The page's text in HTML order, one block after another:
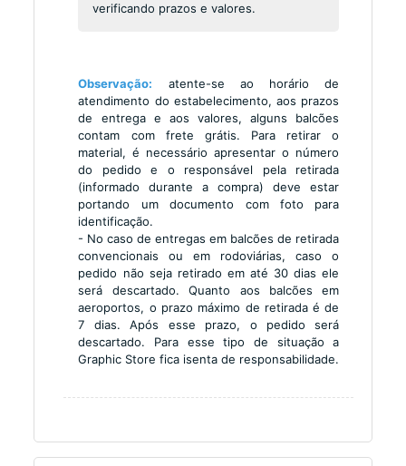
verificando prazos e valores.
Observação: atente-se ao horário de
atendimento do estabelecimento, aos prazos
de entrega e aos valores, alguns balcões
contam com frete grátis. Para retirar o
material, é necessário apresentar o número
do pedido e o responsável pela retirada
(informado durante a compra) deve estar
portando um documento com foto para
identificação.
- No caso de entregas em balcões de retirada
convencionais ou em rodoviárias, caso o
pedido não seja retirado em até 30 dias ele
será descartado. Quanto aos balcões em
aeroportos, o prazo máximo de retirada é de
7 dias. Após esse prazo, o pedido será
descartado. Para esse tipo de situação a
Graphic Store fica isenta de responsabilidade.